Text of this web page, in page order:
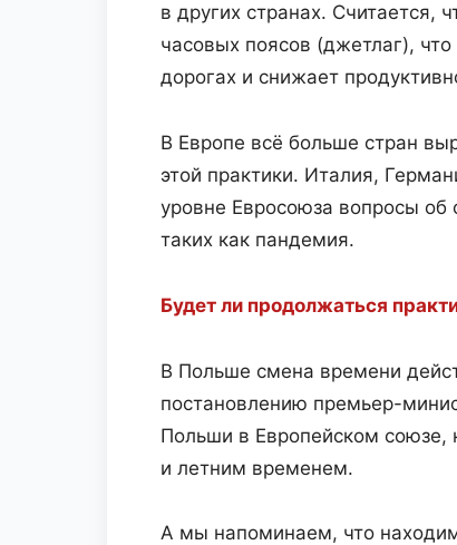
в других странах.
часовых поясов (джетлаг),
дорогах и снижает
В Европе всё больше стран
этой практики. Италия,
уровне Евросоюза вопросы об
таких как пандемия.
Будет ли продолжаться
В Польше смена времени
постановлению премьер-
Польши в Европейском союзе,
и летним временем.
А мы напоминаем, что